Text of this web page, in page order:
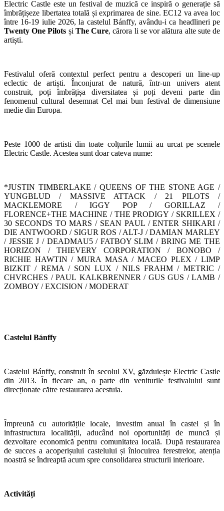
Electric Castle este un festival de muzică ce inspiră o generație să
îmbrățișeze libertatea totală și exprimarea de sine. EC12 va avea loc
între 16-19 iulie 2026, la castelul Bánffy, avându-i ca headlineri pe
Twenty One Pilots și The Cure, cărora li se vor alătura alte sute de
artiști.
Festivalul oferă contextul perfect pentru a descoperi un line-up
eclectic de artiști. Înconjurat de natură, într-un univers atent
construit, poți îmbrățișa diversitatea și poți deveni parte din
fenomenul cultural desemnat Cel mai bun festival de dimensiune
medie din Europa.
Peste 1000 de artisti din toate colțurile lumii au urcat pe scenele
Electric Castle. Acestea sunt doar cateva nume:
*JUSTIN TIMBERLAKE / QUEENS OF THE STONE AGE /
YUNGBLUD / MASSIVE ATTACK / 21 PILOTS /
MACKLEMORE / IGGY POP / GORILLAZ /
FLORENCE+THE MACHINE / THE PRODIGY / SKRILLEX /
30 SECONDS TO MARS / SEAN PAUL / ENTER SHIKARI /
DIE ANTWOORD / SIGUR ROS / ALT-J / DAMIAN MARLEY
/ JESSIE J / DEADMAU5 / FATBOY SLIM / BRING ME THE
HORIZON / THIEVERY CORPORATION / BONOBO /
RICHIE HAWTIN / MURA MASA / MACEO PLEX / LIMP
BIZKIT / REMA / SON LUX / NILS FRAHM / METRIC /
CHVRCHES / PAUL KALKBRENNER / GUS GUS / LAMB /
ZOMBOY / EXCISION / MODERAT
Castelul Bánffy
Castelul Bánffy, construit în secolul XV, găzduiește Electric Castle
din 2013. În fiecare an, o parte din veniturile festivalului sunt
direcționate către restaurarea acestuia.
Împreună cu autoritățile locale, investim anual în castel și în
infrastructura localității, aducând noi oportunități de muncă și
dezvoltare economică pentru comunitatea locală. După restaurarea
de succes a acoperișului castelului și înlocuirea ferestrelor, atenția
noastră se îndreaptă acum spre consolidarea structurii interioare.
Activități